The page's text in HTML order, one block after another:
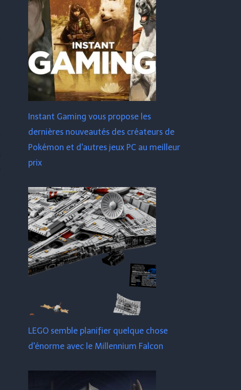
Instant Gaming vous propose les
dernières nouveautés des créateurs de
Pokémon et d'autres jeux PC au meilleur
prix
LEGO semble planifier quelque chose
d'énorme avec le Millennium Falcon